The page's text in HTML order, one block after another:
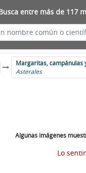
entre más de 117
Margaritas, campánulas
Asterales
Algunas imágenes
Lo